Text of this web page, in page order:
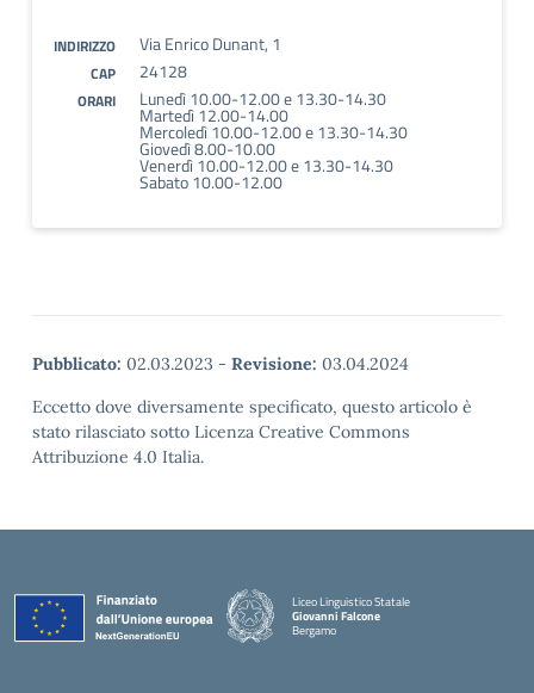
INDIRIZZO Via Enrico Dunant, 1
CAP 24128
ORARI Lunedì 10.00-12.00 e 13.30-14.30
Martedì 12.00-14.00
Mercoledì 10.00-12.00 e 13.30-14.30
Giovedì 8.00-10.00
Venerdì 10.00-12.00 e 13.30-14.30
Sabato 10.00-12.00
Pubblicato: 02.03.2023 - Revisione: 03.04.2024
Eccetto dove diversamente specificato, questo articolo è
stato rilasciato sotto Licenza Creative Commons
Attribuzione 4.0 Italia.
Liceo Linguistico Statale
Giovanni Falcone
Bergamo
— Visita la pagina iniziale della scuola